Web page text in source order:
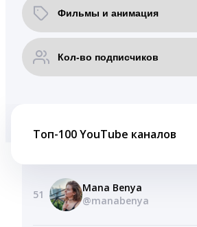
Топ-100 YouTube каналов
51
Mana Benya
@manabenya